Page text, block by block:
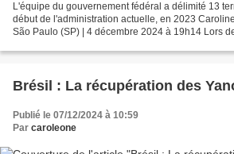
L'équipe du gouvernement fédéral a délimité 13
début de l'administration actuelle, en 2023
São Paulo (SP) | 4 décembre 2024 à 19h14 Lors
Brésil : La récupération des
Publié le 07/12/2024 à 10:59
Par caroleone